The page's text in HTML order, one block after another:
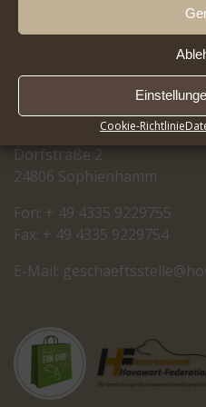
Cookie-Richtlinie
RASSEZUCHTVEREIN
FÜR HOVAWART-
Dorfstraße 2
24806 Sophienhamm
Fon: + 49 4335 9229755
Fax: + 49 4335 9229754
E-Mail:
oh@el
letss
tfeah
cseg